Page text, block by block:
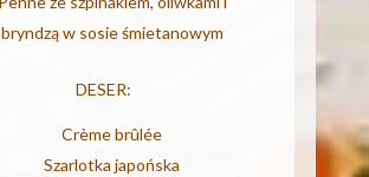
bryndzą w sosie śmietanowym
DESER:
Crème brûlée
Szarlotka japońska